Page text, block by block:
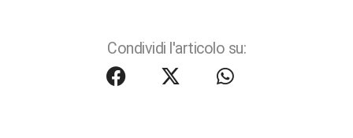
Condividi l'articolo su: